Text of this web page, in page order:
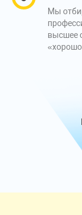
Мы
высшее